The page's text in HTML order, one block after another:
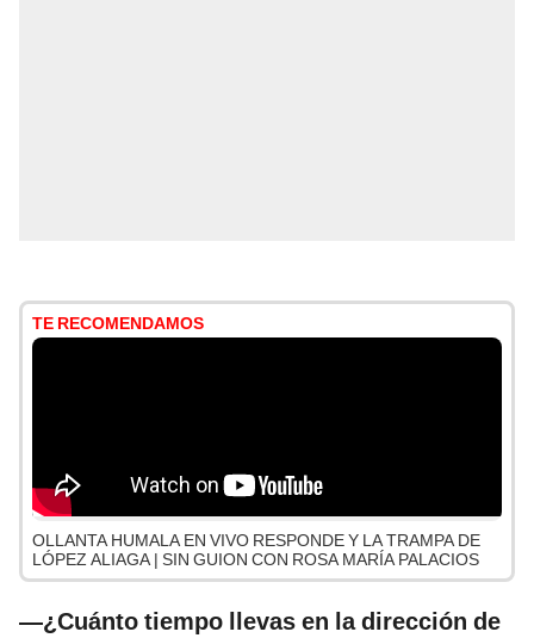
TE RECOMENDAMOS
OLLANTA HUMALA EN VIVO RESPONDE Y LA TRAMPA DE
LÓPEZ ALIAGA | SIN GUION CON ROSA MARÍA PALACIOS
—¿Cuánto tiempo llevas en la dirección de